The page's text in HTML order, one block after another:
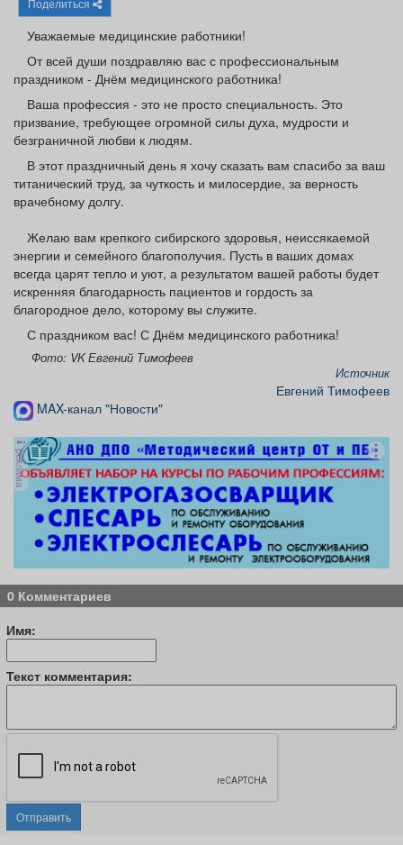
Афиша
Товары Поздравления Погода
ТВ программа
Поделиться
Уважаемые медицинские работники!
От всей души поздравляю вас с профессиональным
праздником - Днём медицинского работника!
Ваша профессия - это не просто специальность. Это
призвание, требующее огромной силы духа, мудрости и
безграничной любви к людям.
В этот праздничный день я хочу сказать вам спасибо за ваш
титанический труд, за чуткость и милосердие, за верность
врачебному долгу.
Желаю вам крепкого сибирского здоровья, неиссякаемой
энергии и семейного благополучия. Пусть в ваших домах
всегда царят тепло и уют, а результатом вашей работы будет
искренняя благодарность пациентов и гордость за
благородное дело, которому вы служите.
С праздником вас! С Днём медицинского работника!
Фото: VK Евгений Тимофеев
Источник
Евгений Тимофеев
MAX-канал "Новости"
реклама
0 Комментариев
Имя:
Текст комментария:
Отправить